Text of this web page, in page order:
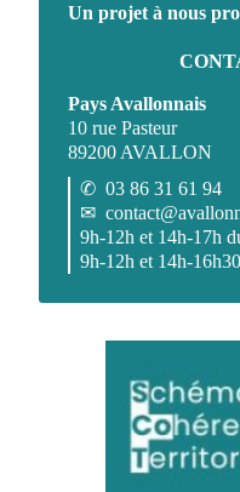
Un projet à nous
Pays Avallonnais
10 rue Pasteur
89200 AVALLON
✆ 03 86 31 61 94
✉
9h-12h et 14h-17h
9h-12h et 14h-